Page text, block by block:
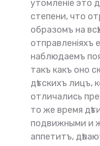
утомленіе это
степени, что
образомъ на
отправленіяхъ
наблюдаемъ
такъ какъ оно
дѣтскихъ лицъ,
отличались
то же время
подвижными и
аппетитъ,